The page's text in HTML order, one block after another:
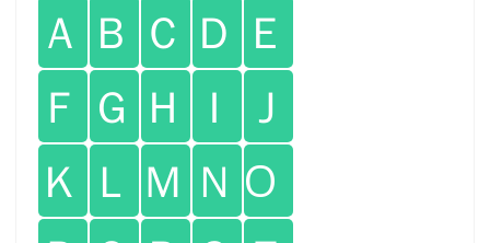
Ａ Ｂ Ｃ Ｄ Ｅ
Ｆ Ｇ Ｈ Ｉ
Ｊ
Ｋ Ｌ Ｍ Ｎ O